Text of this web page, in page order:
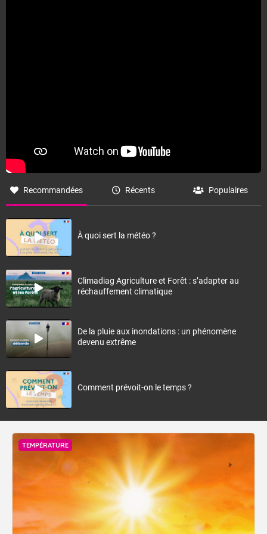
Recommandées Récents Populaires
À quoi sert la météo ?
Climadiag Agriculture et Forêt : s’adapter au
réchauffement climatique
De la pluie aux inondations : un phénomène
devenu extrême
Comment prévoit-on le temps ?
TEMPÉRATURE